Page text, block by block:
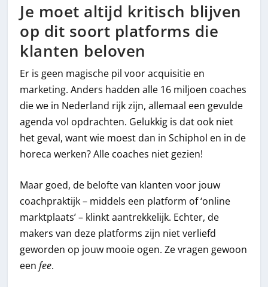
Je moet altijd kritisch blijven
op dit soort platforms die
klanten beloven
Er is geen magische pil voor acquisitie en
marketing. Anders hadden alle 16 miljoen coaches
die we in Nederland rijk zijn, allemaal een gevulde
agenda vol opdrachten. Gelukkig is dat ook niet
het geval, want wie moest dan in Schiphol en in de
horeca werken? Alle coaches niet gezien!
Maar goed, de belofte van klanten voor jouw
coachpraktijk – middels een platform of ‘online
marktplaats’ – klinkt aantrekkelijk. Echter, de
makers van deze platforms zijn niet verliefd
geworden op jouw mooie ogen. Ze vragen gewoon
eenfee.